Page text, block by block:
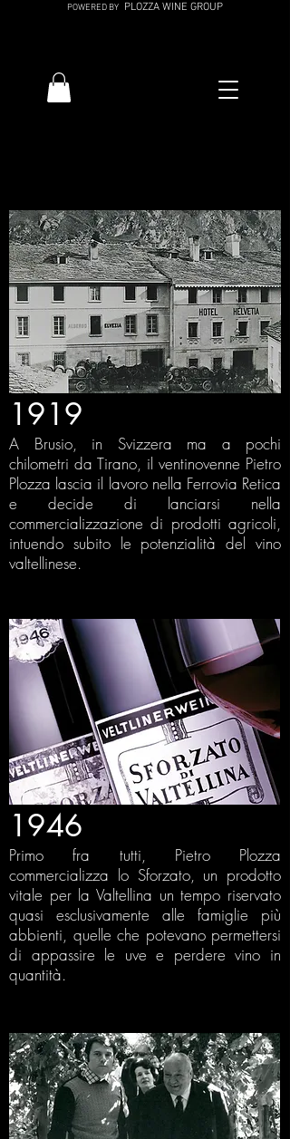
POWERED BY PLOZZA WINE GROUP
1919
A Brusio, in Svizzera ma a pochi
chilometri da Tirano, il ventinovenne Pietro
Plozza lascia il lavoro nella Ferrovia Retica
e decide di lanciarsi nella
commercializzazione di prodotti agricoli,
intuendo subito le potenzialità del vino
valtellinese.
1946
Primo fra tutti, Pietro Plozza
commercializza lo Sforzato, un prodotto
vitale per la Valtellina un tempo riservato
quasi esclusivamente alle famiglie più
abbienti, quelle che potevano permettersi
di appassire le uve e perdere vino in
quantità.